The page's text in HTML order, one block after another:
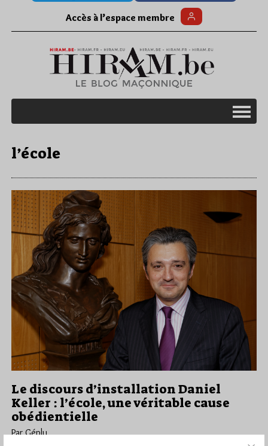
Accès à l’espace membre
l’école
Le discours d’installation Daniel
Keller : l’école, une véritable cause
obédientielle
Par Géplu